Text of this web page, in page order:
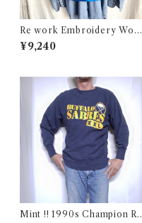
Re work Embroidery Work
Apron Vest / リワーク 刺繍
入り ワーク エプロン ベスト
¥9,240
Mint !! 1990s Champion Re